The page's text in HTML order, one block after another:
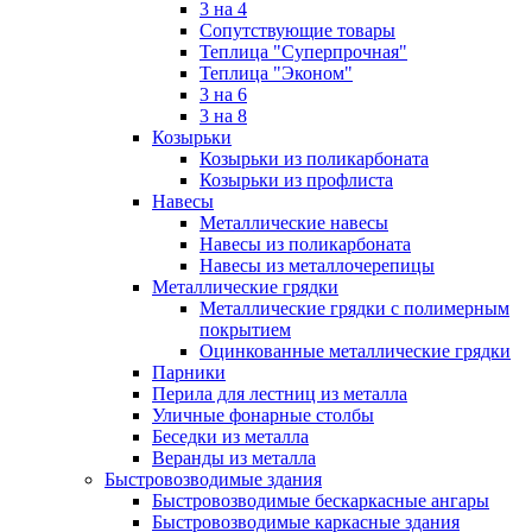
3 на 4
Сопутствующие товары
Теплица "Суперпрочная"
Теплица "Эконом"
3 на 6
3 на 8
Козырьки
Козырьки из поликарбоната
Козырьки из профлиста
Навесы
Металлические навесы
Навесы из поликарбоната
Навесы из металлочерепицы
Металлические грядки
Металлические грядки с полимерным
покрытием
Оцинкованные металлические грядки
Парники
Перила для лестниц из металла
Уличные фонарные столбы
Беседки из металла
Веранды из металла
Быстровозводимые здания
Быстровозводимые бескаркасные ангары
Быстровозводимые каркасные здания